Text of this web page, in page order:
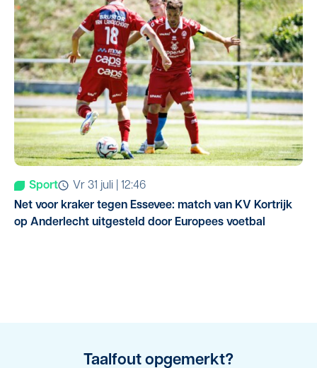
Sport
vr 31 juli | 12:46
Net voor kraker tegen Essevee: match van KV Kortrijk
op Anderlecht uitgesteld door Europees voetbal
Taalfout opgemerkt?